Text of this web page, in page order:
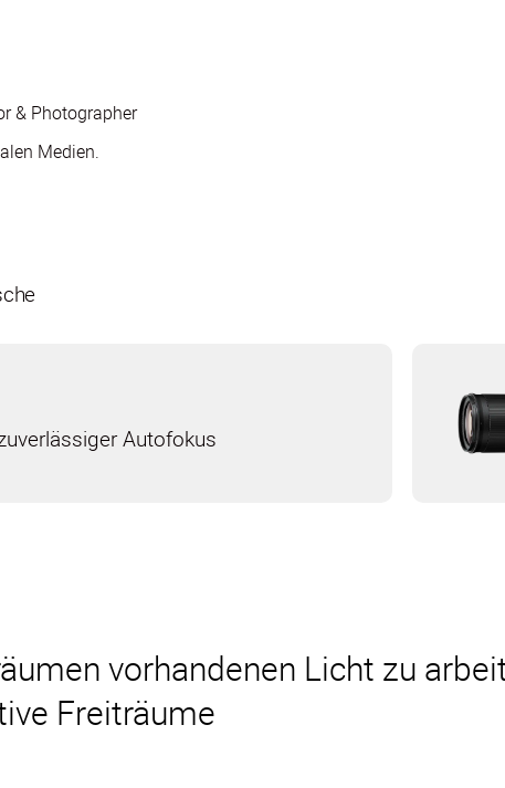
vorhandenen Licht zu
Freiträume
& Photographer
Medien.
Autofokus